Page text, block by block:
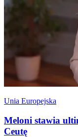
Unia Europejska
Meloni stawia
Ceutę